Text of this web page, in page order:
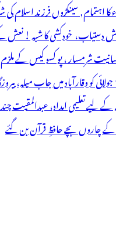
اہتمام, سینکڑوں فرزند اسلام
کے ملزم راجکمار کے ہاتھوں 6 افراد بشمول 2
کے چاروں بچے حافظِ قرآن بن گئے